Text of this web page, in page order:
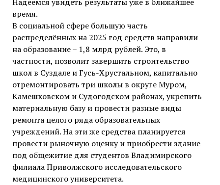
Надеемся увидеть результаты уже в ближайшее
время.
В социальной сфере большую часть
распределённых на 2025 год средств направили
на образование – 1,8 млрд рублей. Это, в
частности, позволит завершить строительство
школ в Суздале и Гусь-Хрустальном, капитально
отремонтировать три школы в округе Муром,
Камешковском и Судогодском районах, укрепить
материальную базу и провести разные виды
ремонта целого ряда образовательных
учреждений. На эти же средства планируется
провести рыночную оценку и приобрести здание
под общежитие для студентов Владимирского
филиала Приволжского исследовательского
медицинского университета.